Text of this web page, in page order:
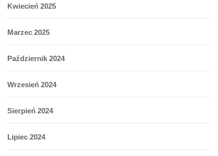
Kwiecień 2025
Marzec 2025
Październik 2024
Wrzesień 2024
Sierpień 2024
Lipiec 2024